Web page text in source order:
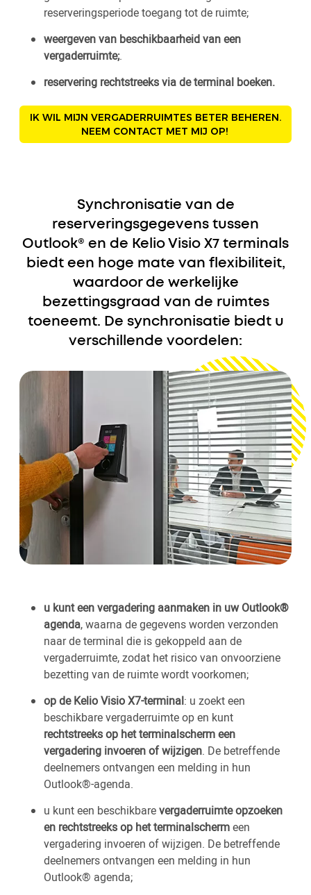
reserveringsperiode toegang tot de ruimte;
weergeven van beschikbaarheid van een
vergaderruimte;.
reservering rechtstreeks via de terminal boeken.
IK WIL MIJN VERGADERRUIMTES BETER BEHEREN.
NEEM CONTACT MET MIJ OP!
Synchronisatie van de
reserveringsgegevens tussen
Outlook® en de Kelio Visio X7 terminals
biedt een hoge mate van flexibiliteit,
waardoor de werkelijke
bezettingsgraad van de ruimtes
toeneemt. De synchronisatie biedt u
verschillende voordelen:
u kunt een vergadering aanmaken in uw Outlook®
agenda, waarna de gegevens worden verzonden
naar de terminal die is gekoppeld aan de
vergaderruimte, zodat het risico van onvoorziene
bezetting van de ruimte wordt voorkomen;
op de Kelio Visio X7-terminal: u zoekt een
beschikbare vergaderruimte op en kunt
rechtstreeks op het terminalscherm een
vergadering invoeren of wijzigen. De betreffende
deelnemers ontvangen een melding in hun
Outlook®-agenda.
u kunt een beschikbarevergaderruimte opzoeken
en rechtstreeks op het terminalschermeen
vergadering invoeren of wijzigen. De betreffende
deelnemers ontvangen een melding in hun
Outlook® agenda;